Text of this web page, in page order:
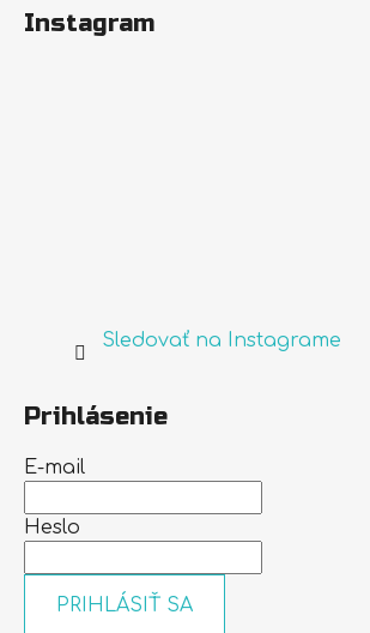
Instagram
Sledovať na Instagrame
Prihlásenie
E-mail
Heslo
PRIHLÁSIŤ SA